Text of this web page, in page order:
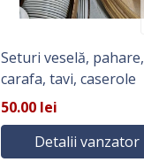
Seturi veselă, pahare,
carafa, tavi, caserole
50.00 lei
Detalii vanzator